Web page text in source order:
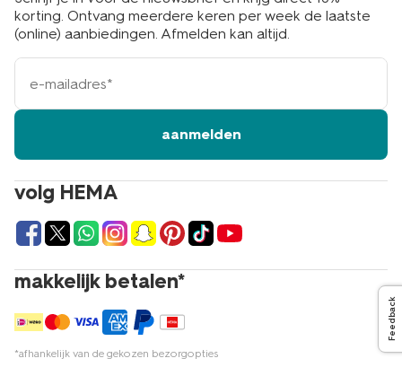
volg HEMA
makkelijk betalen*
*afhankelijk van de gekozen bezorgopties
korting. Ontvang meerdere keren per week de laatste
(online) aanbiedingen. Afmelden kan altijd.
e-
mailadres
aanmelden
Feedback